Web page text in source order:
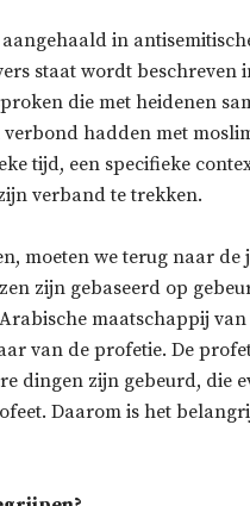
in
staat wordt beschreven
die met heidenen
hadden met
tijd, een specifieke
verband te trekken.
moeten we terug naar de
zijn gebaseerd op
maatschappij van
van de profetie. De
dingen zijn gebeurd, die
Daarom is het